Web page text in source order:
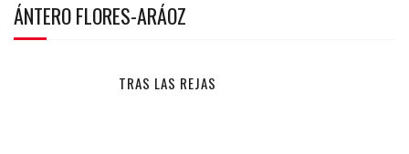
ÁNTERO FLORES-ARÁOZ
TRAS LAS REJAS